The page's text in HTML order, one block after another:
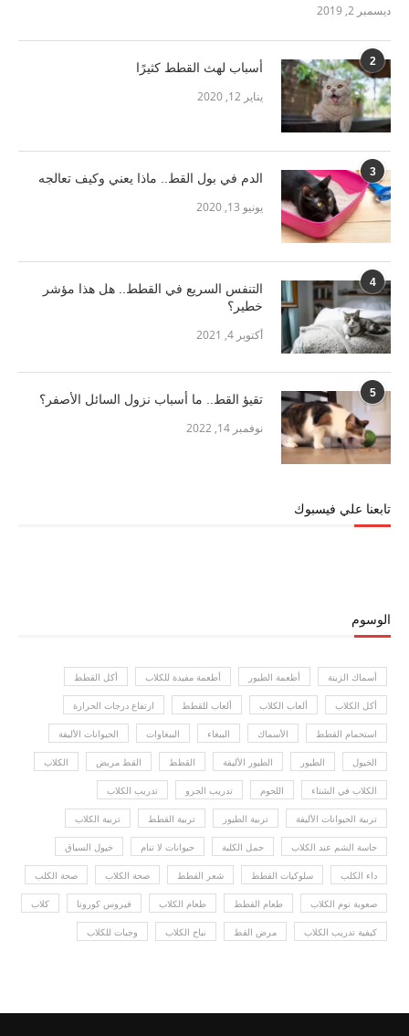
ديسمبر 2, 2019
2 أسباب لهث القطط كثيرًا
يناير 12, 2020
3 الدم في بول القط.. ماذا يعني وكيف تعالجه
يونيو 13, 2020
4
التنفس السريع في القطط.. هل هذا مؤشر
خطير؟
أكتوبر 4, 2021
5 تقيؤ القط.. ما أسباب نزول السائل الأصفر؟
نوفمبر 14, 2022
تابعنا علي فيسبوك
الوسوم
أسماك الزينة أطعمة الطيور أطعمة مفيدة للكلاب أكل القطط
أكل الكلاب ألعاب الكلاب ألعاب للقطط ارتفاع درجات الحرارة
استحمام القطط الأسماك الببغاء الببغاوات الحيوانات الأليفة
الخيول الطيور الطيور الأليفة القطط القط مريض الكلاب
الكلاب في الشتاء اللحوم تدريب الجرو تدريب الكلاب
تربية الحيوانات الأليفة تربية الطيور تربية القطط تربية الكلاب
حاسة الشم عند الكلاب حمل الكلبة حيوانات لا تنام خيول السباق
داء الكلب سلوكيات القطط شعر القطط صحة الكلاب صحة الكلب
صعوبة نوم الكلاب طعام القطط طعام الكلاب فيروس كورونا كلاب
كيفية تدريب الكلاب مرض القط نباح الكلاب وجبات للكلاب